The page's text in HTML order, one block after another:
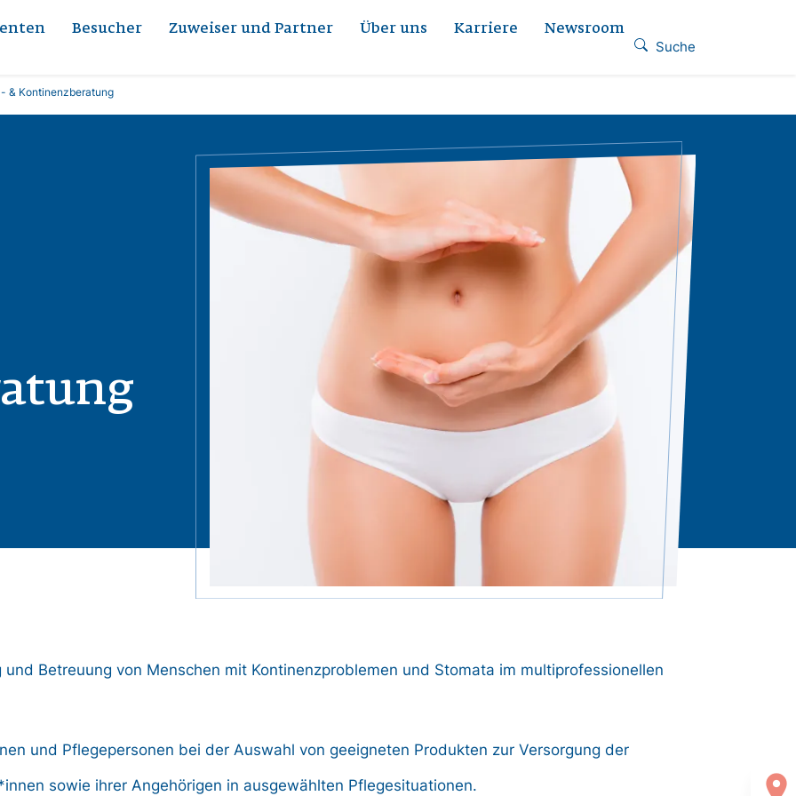
Besucher Zuweiser und Partner Über uns Karriere Newsroom
Suche
& Kontinenzberatung
Betreuung von Menschen mit Kontinenzproblemen und Stomata im multiprofessionellen
und Pflegepersonen bei der Auswahl von geeigneten Produkten zur Versorgung der
sowie ihrer Angehörigen in ausgewählten Pflegesituationen.
location_on